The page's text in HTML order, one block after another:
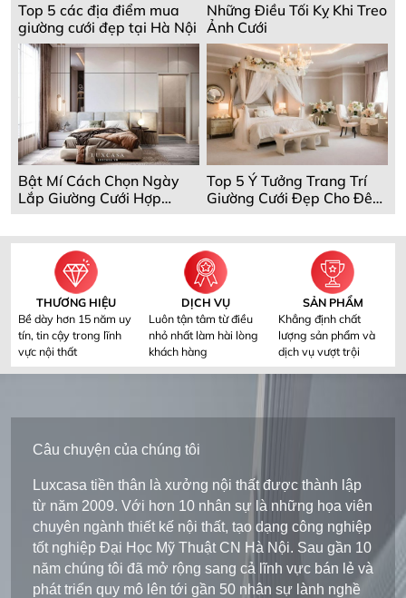
Top 5 các địa điểm mua
giường cưới đẹp tại Hà Nội
Những Điều Tối Kỵ Khi Treo
Ảnh Cưới
Bật Mí Cách Chọn Ngày
Lắp Giường Cưới Hợp
Phong Thủy
Top 5 Ý Tưởng Trang Trí
Giường Cưới Đẹp Cho Đêm
Tân Hôn
THƯƠNG HIỆU
Bề dày hơn 15 năm uy
tín, tin cậy trong lĩnh
vực nội thất
DỊCH VỤ
Luôn tận tâm từ điều
nhỏ nhất làm hài lòng
khách hàng
SẢN PHẨM
Khẳng định chất
lượng sản phẩm và
dịch vụ vượt trội
Câu chuyện của chúng tôi
Luxcasa tiền thân là xưởng nội thất được thành lập
từ năm 2009. Với hơn 10 nhân sự là những họa viên
chuyên ngành thiết kế nội thất, tạo dạng công nghiệp
tốt nghiệp Đại Học Mỹ Thuật CN Hà Nội. Sau gần 10
năm chúng tôi đã mở rộng sang cả lĩnh vực bán lẻ và
phát triển quy mô lên tới gần 50 nhân sự lành nghề